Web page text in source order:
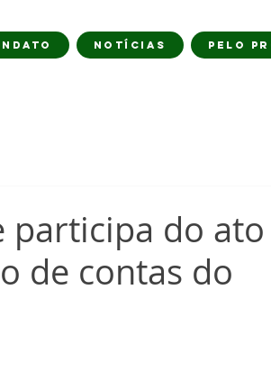
NOTÍCIAS PELO
participa do
de contas do